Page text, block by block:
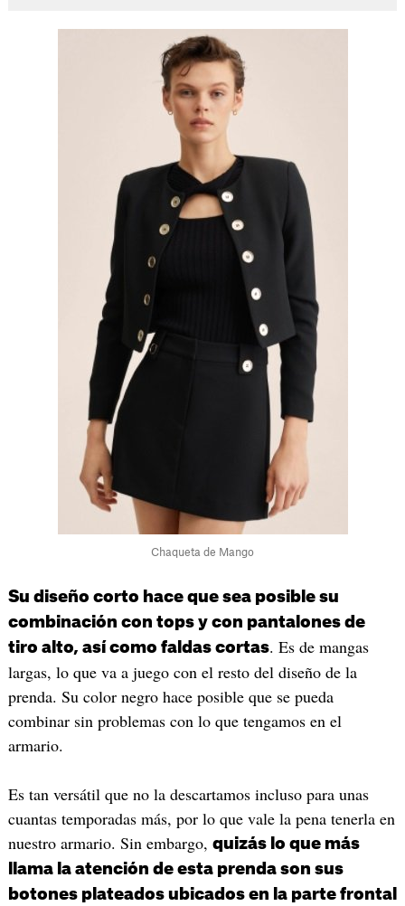
Chaqueta de Mango
Su diseño corto hace que sea posible su
combinación con tops y con pantalones de
tiro alto, así como faldas cortas. Es de mangas
largas, lo que va a juego con el resto del diseño de la
prenda. Su color negro hace posible que se pueda
combinar sin problemas con lo que tengamos en el
armario.
Es tan versátil que no la descartamos incluso para unas
cuantas temporadas más, por lo que vale la pena tenerla en
nuestro armario. Sin embargo, quizás lo que más
llama la atención de esta prenda son sus
botones plateados ubicados en la parte frontal